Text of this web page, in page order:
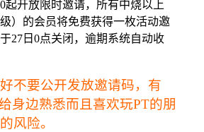
起开放限时邀请，所有中烧以上
）的会员将免费获得一枚活动邀
27日0点关闭，逾期系统自动收
不要公开发放邀请码，有
身边熟悉而且喜欢玩PT的朋
风险。